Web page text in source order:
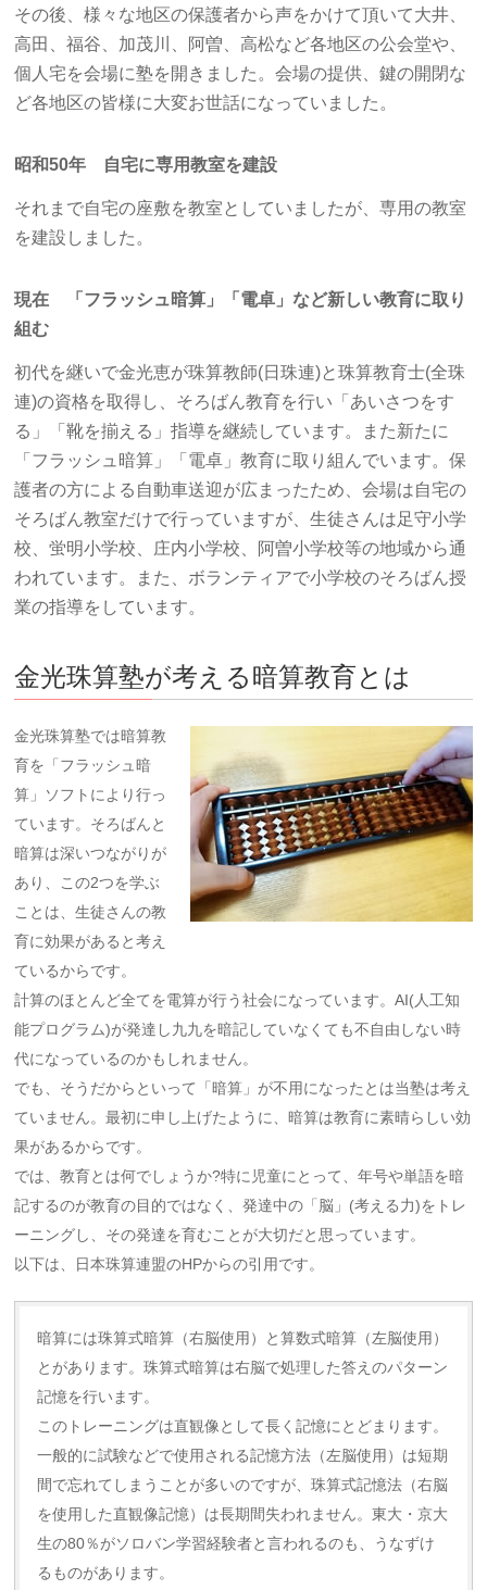
その後、様々な地区の保護者から声をかけて頂いて大井、
高田、福谷、加茂川、阿曽、高松など各地区の公会堂や、
個人宅を会場に塾を開きました。会場の提供、鍵の開閉な
ど各地区の皆様に大変お世話になっていました。
昭和50年 自宅に専用教室を建設
それまで自宅の座敷を教室としていましたが、専用の教室
を建設しました。
現在 「フラッシュ暗算」「電卓」など新しい教育に取り
組む
初代を継いで金光恵が珠算教師(日珠連)と珠算教育士(全珠
連)の資格を取得し、そろばん教育を行い「あいさつをす
る」「靴を揃える」指導を継続しています。また新たに
「フラッシュ暗算」「電卓」教育に取り組んでいます。保
護者の方による自動車送迎が広まったため、会場は自宅の
そろばん教室だけで行っていますが、生徒さんは足守小学
校、蛍明小学校、庄内小学校、阿曽小学校等の地域から通
われています。また、ボランティアで小学校のそろばん授
業の指導をしています。
金光珠算塾が考える暗算教育とは
金光珠算塾では暗算教
育を「フラッシュ暗
算」ソフトにより行っ
ています。そろばんと
暗算は深いつながりが
あり、この2つを学ぶ
ことは、生徒さんの教
育に効果があると考え
ているからです。
計算のほとんど全てを電算が行う社会になっています。AI(人工知
能プログラム)が発達し九九を暗記していなくても不自由しない時
代になっているのかもしれません。
でも、そうだからといって「暗算」が不用になったとは当塾は考え
ていません。最初に申し上げたように、暗算は教育に素晴らしい効
果があるからです。
では、教育とは何でしょうか?特に児童にとって、年号や単語を暗
記するのが教育の目的ではなく、発達中の「脳」(考える力)をトレ
ーニングし、その発達を育むことが大切だと思っています。
以下は、日本珠算連盟のHPからの引用です。
暗算には珠算式暗算（右脳使用）と算数式暗算（左脳使用）
とがあります。珠算式暗算は右脳で処理した答えのパターン
記憶を行います。
このトレーニングは直観像として長く記憶にとどまります。
一般的に試験などで使用される記憶方法（左脳使用）は短期
間で忘れてしまうことが多いのですが、珠算式記憶法（右脳
を使用した直観像記憶）は長期間失われません。東大・京大
生の80％がソロバン学習経験者と言われるのも、うなずけ
るものがあります。